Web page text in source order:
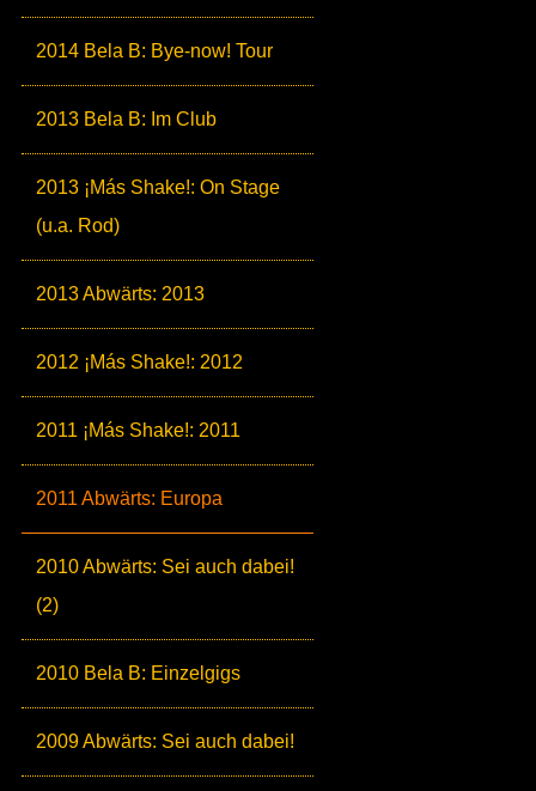
2014 Bela B: Bye-now! Tour
2013 Bela B: Im Club
2013 ¡Más Shake!: On Stage
(u.a. Rod)
2013 Abwärts: 2013
2012 ¡Más Shake!: 2012
2011 ¡Más Shake!: 2011
2011 Abwärts: Europa
2010 Abwärts: Sei auch dabei!
(2)
2010 Bela B: Einzelgigs
2009 Abwärts: Sei auch dabei!